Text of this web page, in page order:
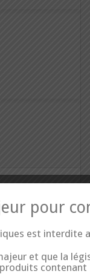
pour
est interdite
et que la
contenant